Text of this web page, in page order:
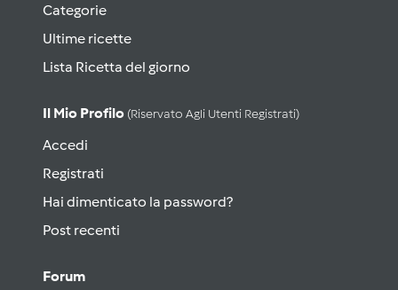
Categorie
Ultime ricette
Lista Ricetta del giorno
Il Mio Profilo (riservato Agli Utenti Registrati)
Accedi
Registrati
Hai dimenticato la password?
Post recenti
Forum